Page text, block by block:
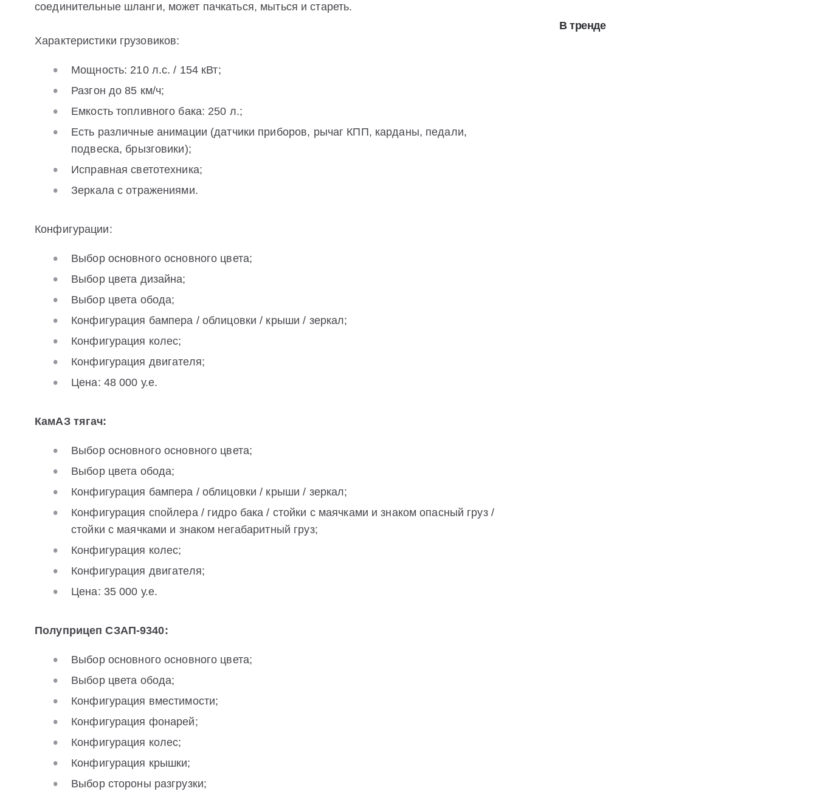
соединительные шланги, может пачкаться, мыться и стареть.
Характеристики грузовиков:
Мощность: 210 л.с. / 154 кВт;
Разгон до 85 км/ч;
Емкость топливного бака: 250 л.;
Есть различные анимации (датчики приборов, рычаг КПП, карданы, педали,
подвеска, брызговики);
Исправная светотехника;
Зеркала с отражениями.
Конфигурации:
Выбор основного основного цвета;
Выбор цвета дизайна;
Выбор цвета обода;
Конфигурация бампера / облицовки / крыши / зеркал;
Конфигурация колес;
Конфигурация двигателя;
Цена: 48 000 у.е.
КамАЗ тягач:
Выбор основного основного цвета;
Выбор цвета обода;
Конфигурация бампера / облицовки / крыши / зеркал;
Конфигурация спойлера / гидро бака / стойки с маячками и знаком опасный груз /
стойки с маячками и знаком негабаритный груз;
Конфигурация колес;
Конфигурация двигателя;
Цена: 35 000 у.е.
Полуприцеп СЗАП-9340:
Выбор основного основного цвета;
Выбор цвета обода;
Конфигурация вместимости;
Конфигурация фонарей;
Конфигурация колес;
Конфигурация крышки;
Выбор стороны разгрузки;
В тренде